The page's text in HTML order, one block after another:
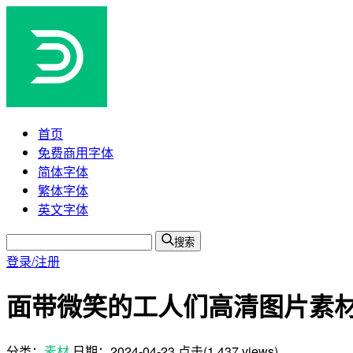
首页
免费商用字体
简体字体
繁体字体
英文字体
搜索
登录/注册
面带微笑的工人们高清图片素